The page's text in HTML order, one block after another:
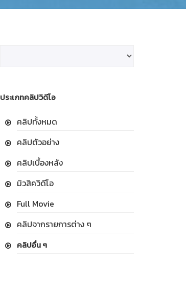
ประเภทคลิปวิดีโอ
คลิปทั้งหมด
คลิปตัวอย่าง
คลิปเบื้องหลัง
มิวสิควิดีโอ
Full Movie
คลิปจากรายการต่าง ๆ
คลิปอื่น ๆ